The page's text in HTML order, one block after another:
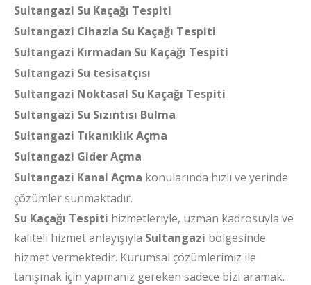
Sultangazi Su Kaçağı Tespiti
Sultangazi Cihazla Su Kaçağı Tespiti
Sultangazi Kırmadan Su Kaçağı Tespiti
Sultangazi Su tesisatçısı
Sultangazi Noktasal Su Kaçağı Tespiti
Sultangazi Su Sızıntısı Bulma
Sultangazi Tıkanıklık Açma
Sultangazi Gider Açma
Sultangazi Kanal Açma konularında hızlı ve yerinde
çözümler sunmaktadır.
Su Kaçağı Tespiti hizmetleriyle, uzman kadrosuyla ve
kaliteli hizmet anlayışıyla Sultangazi bölgesinde
hizmet vermektedir. Kurumsal çözümlerimiz ile
tanışmak için yapmanız gereken sadece bizi aramak.